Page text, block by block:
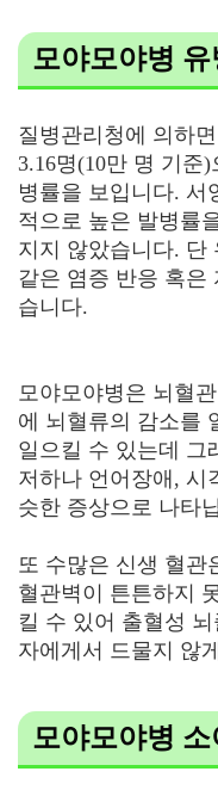
모야모야병 유
질병관리청에 의하
3.16명(10만 명 기준
병률을 보입니다. 서
적으로 높은 발병률
지지 않았습니다. 단
같은 염증 반응 혹은
습니다.
모야모야병은 뇌혈
에 뇌혈류의 감소를
일으킬 수 있는데 그
저하나 언어장애, 시
슷한 증상으로 나타
또 수많은 신생 혈관
혈관벽이 튼튼하지
킬 수 있어 출혈성
자에게서 드물지 않
모야모야병